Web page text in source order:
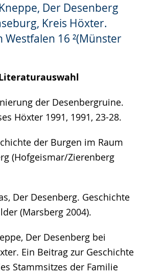
Der Desenberg
Kreis Höxter.
Westfalen 16 ²(Münster
der Desenbergruine.
Höxter 1991, 1991, 23-28.
der Burgen im Raum
(Hofgeismar/Zierenberg
Der Desenberg. Geschichte
(Marsberg 2004).
Der Desenberg bei
Ein Beitrag zur Geschichte
Stammsitzes der Familie